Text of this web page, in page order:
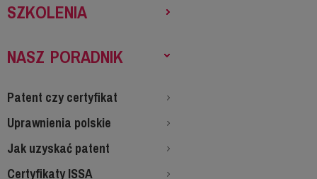
SZKOLENIA
NASZ PORADNIK
Patent czy certyfikat
Uprawnienia polskie
Jak uzyskać patent
Certyfikaty ISSA